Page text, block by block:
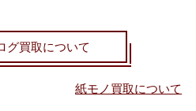
グ買取について
紙モノ買取について